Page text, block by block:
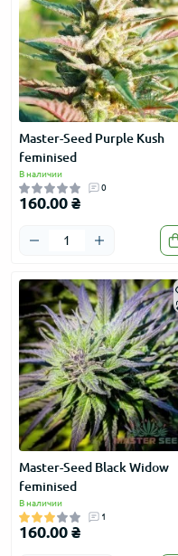
Master-Seed Purple Kush
feminised
В наличии
0
160.00 ₴
Master-Seed Black Widow
feminised
В наличии
1
160.00 ₴